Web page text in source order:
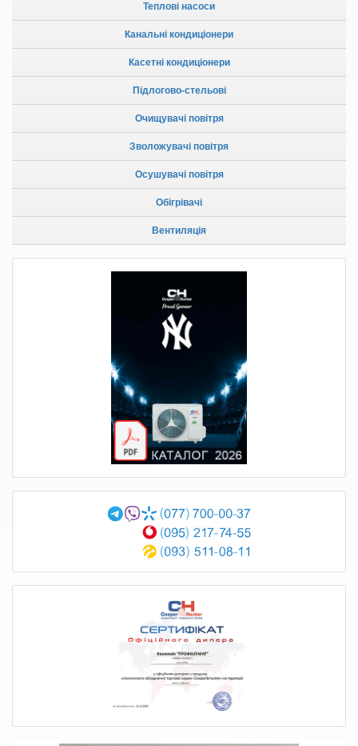
Теплові насоси
Канальні кондиціонери
Касетні кондиціонери
Підлогово-стельові
Очищувачі повітря
Зволожувачі повітря
Осушувачі повітря
Обігрівачі
Вентиляція